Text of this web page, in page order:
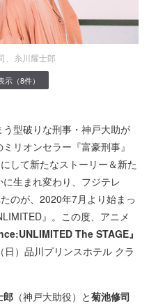
、糸川耀士郎
（8件）
型破りな刑事・神戸大助が
リオンセラー『富豪刑事』
して新たなストーリー＆新た
生まれ変わり、フジテレ
のが、2020年7月より始まっ
』。この度、アニメ
The STAGE』
）品川プリンスホテル クラ
郎 （神戸大助役）と菊池修司